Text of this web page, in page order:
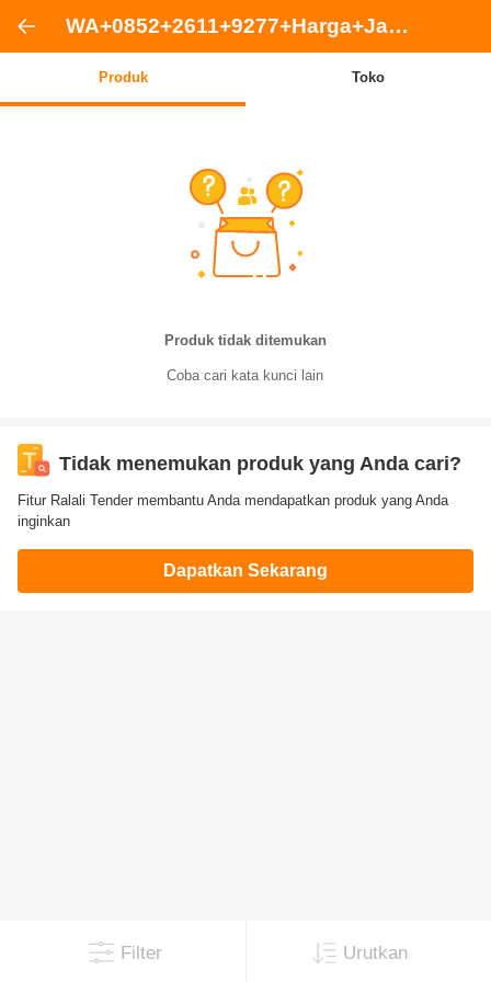
WA+0852+2611+9277+Harga+Jasa+Pasang+Interior+Rumah+Lantai+Granit+Hitam+Daerah+Bogor+Selatan+Kota+Bogor
Produk Toko
Produk tidak ditemukan
Coba cari kata kunci lain
Tidak menemukan produk yang Anda cari?
Fitur Ralali Tender membantu Anda mendapatkan produk yang Anda
inginkan
Dapatkan Sekarang
Filter Urutkan